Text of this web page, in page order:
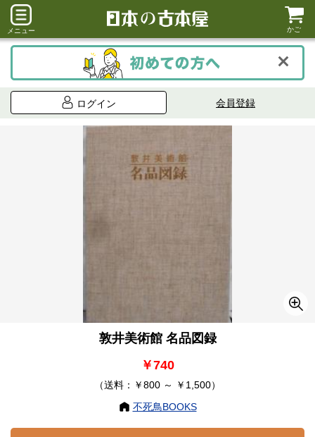
メニュー かご
ログイン 会員登録
敦井美術館 名品図録
￥740
（送料：￥800 ～ ￥1,500）
不死鳥BOOKS